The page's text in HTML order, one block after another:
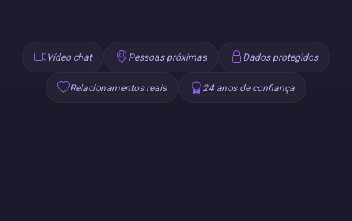
Vídeo chat Pessoas próximas Dados protegidos
Relacionamentos reais 24 anos de confiança